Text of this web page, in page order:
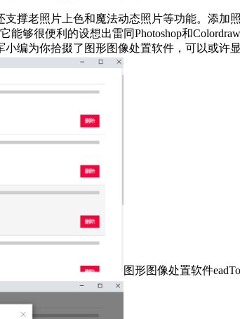
老照片上色和魔法动态照片等功能。添加
够很便利的设想出雷同Photoshop和
编为你拾掇了图形图像处置软件，可以或许
图形图像处置软件